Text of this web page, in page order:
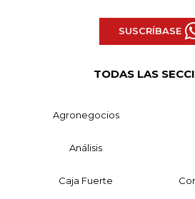
SUSCRÍBASE
TODAS LAS
Agronegocios
Análisis
Caja Fuerte